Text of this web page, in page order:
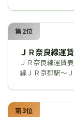
第2位
ＪＲ奈良線運
ＪＲ奈良線運賃
線ＪＲ京都駅～
第3位